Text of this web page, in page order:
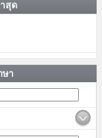
สุด
ษา